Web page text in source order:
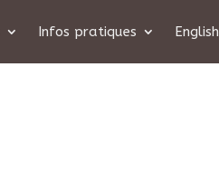
Infos pratiques English